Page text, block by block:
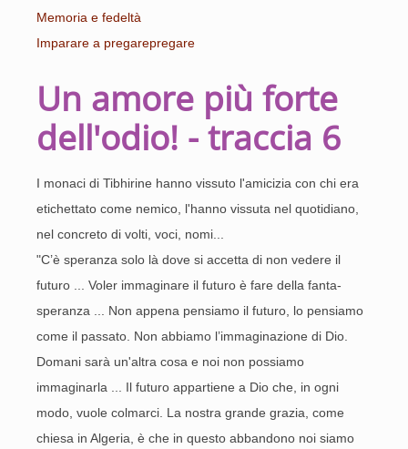
Memoria e fedeltà
Imparare a pregarepregare
Un amore più forte
dell'odio! - traccia 6
I monaci di Tibhirine hanno vissuto l'amicizia con chi era
etichettato come nemico, l'hanno vissuta nel quotidiano,
nel concreto di volti, voci, nomi...
"C’è speranza solo là dove si accetta di non vedere il
futuro ... Voler immaginare il futuro è fare della fanta-
speranza ... Non appena pensiamo il futuro, lo pensiamo
come il passato. Non abbiamo l’immaginazione di Dio.
Domani sarà un'altra cosa e noi non possiamo
immaginarla ... Il futuro appartiene a Dio che, in ogni
modo, vuole colmarci. La nostra grande grazia, come
chiesa in Algeria, è che in questo abbandono noi siamo